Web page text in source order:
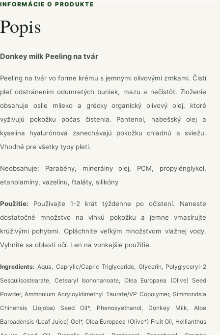
INFORMÁCIE O PRODUKTE
Popis
Donkey milk Peeling na tvár
Peeling na tvár vo forme krému s jemnými olivovými zrnkami. Čistí
pleť odstránením odumretých buniek, mazu a nečistôt. Zloženie
obsahuje oslie mlieko a grécky organický olivový olej, ktoré
vyživujú pokožku počas čistenia. Pantenol, habešský olej a
kyselina hyalurónová zanechávajú pokožku chladnú a sviežu.
Vhodné pre všetky typy pleti.
Neobsahuje: Parabény, minerálny olej, PCM, propylénglykol,
etanolamíny, vazelínu, ftaláty, silikóny
Použitie: Používajte 1-2 krát týždenne po očistení. Naneste
dostatočné množstvo na vlhkú pokožku a jemne vmasírujte
krúživými pohybmi. Opláchnite veľkým množstvom vlažnej vody.
Vyhnite sa oblasti očí. Len na vonkajšie použitie.
Ingredients: Aqua, Caprylic/Capric Triglyceride, Glycerin, Polyglyceryl-2
Sesquiisostearate, Cetearyl Isononanoate, Olea Europaea (Olive) Seed
Powder, Ammonium Acryloyldimethyl Taurate/VP Copolymer, Simmondsia
Chinensis (Jojoba) Seed Oil*, Phenoxyethanol, Donkey Milk, Aloe
Barbadensis (Leaf Juice) Gel*, Olea Europaea (Olive*) Fruit Oil, Hellianthus